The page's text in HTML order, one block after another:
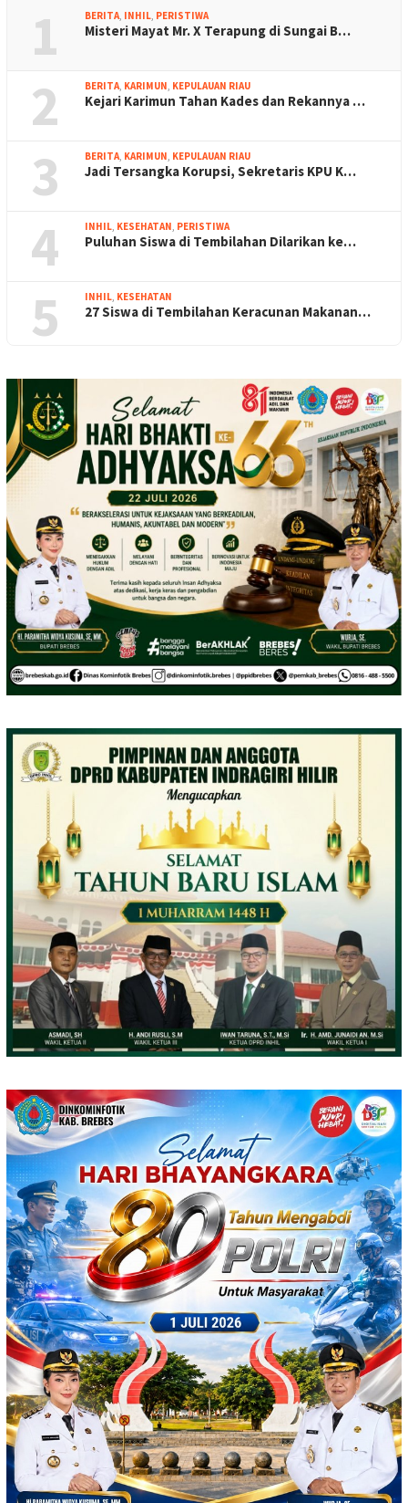
1 BERITA, INHIL, PERISTIWA
Misteri Mayat Mr. X Terapung di Sungai B…
2 BERITA, KARIMUN, KEPULAUAN RIAU
Kejari Karimun Tahan Kades dan Rekannya …
3 BERITA, KARIMUN, KEPULAUAN RIAU
Jadi Tersangka Korupsi, Sekretaris KPU K…
4 INHIL, KESEHATAN, PERISTIWA
Puluhan Siswa di Tembilahan Dilarikan ke…
5 INHIL, KESEHATAN
27 Siswa di Tembilahan Keracunan Makanan…